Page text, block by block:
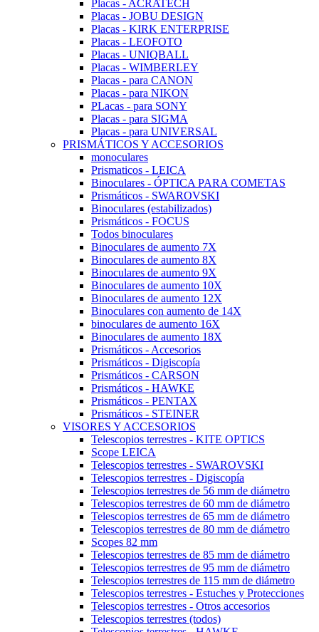
Placas - ACRATECH
Placas - JOBU DESIGN
Placas - KIRK ENTERPRISE
Placas - LEOFOTO
Placas - UNIQBALL
Placas - WIMBERLEY
Placas - para CANON
Placas - para NIKON
PLacas - para SONY
Placas - para SIGMA
Placas - para UNIVERSAL
PRISMÁTICOS Y ACCESORIOS
monoculares
Prismaticos - LEICA
Binoculares - ÓPTICA PARA COMETAS
Prismáticos - SWAROVSKI
Binoculares (estabilizados)
Prismáticos - FOCUS
Todos binoculares
Binoculares de aumento 7X
Binoculares de aumento 8X
Binoculares de aumento 9X
Binoculares de aumento 10X
Binoculares de aumento 12X
Binoculares con aumento de 14X
binoculares de aumento 16X
Binoculares de aumento 18X
Prismáticos - Accesorios
Prismáticos - Digiscopía
Prismáticos - CARSON
Prismáticos - HAWKE
Prismáticos - PENTAX
Prismáticos - STEINER
VISORES Y ACCESORIOS
Telescopios terrestres - KITE OPTICS
Scope LEICA
Telescopios terrestres - SWAROVSKI
Telescopios terrestres - Digiscopía
Telescopios terrestres de 56 mm de diámetro
Telescopios terrestres de 60 mm de diámetro
Telescopios terrestres de 65 mm de diámetro
Telescopios terrestres de 80 mm de diámetro
Scopes 82 mm
Telescopios terrestres de 85 mm de diámetro
Telescopios terrestres de 95 mm de diámetro
Telescopios terrestres de 115 mm de diámetro
Telescopios terrestres - Estuches y Protecciones
Telescopios terrestres - Otros accesorios
Telescopios terrestres (todos)